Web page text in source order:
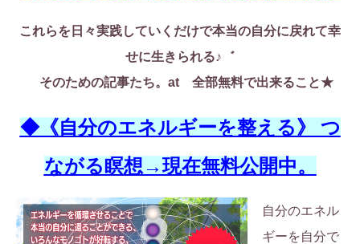
これらを日々実践していくだけで本当の自分に戻れて幸
せに生きられる♪゛
そのための記事たち。at 全部無料で出来ること★
◆《自分のエネルギーを整える》 つ
ながる瞑想→現在無料公開中。
自分のエネル
ギーを自分で